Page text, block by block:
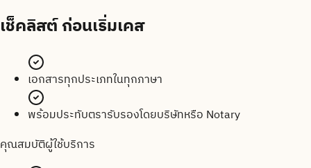
เช็คลิสต์ก่อนเริ่มเคส
เอกสารทุกประเภทในทุกภาษา
พร้อมประทับตรารับรองโดยบริษัทหรือ Notary
คุณสมบัติผู้ใช้บริการ